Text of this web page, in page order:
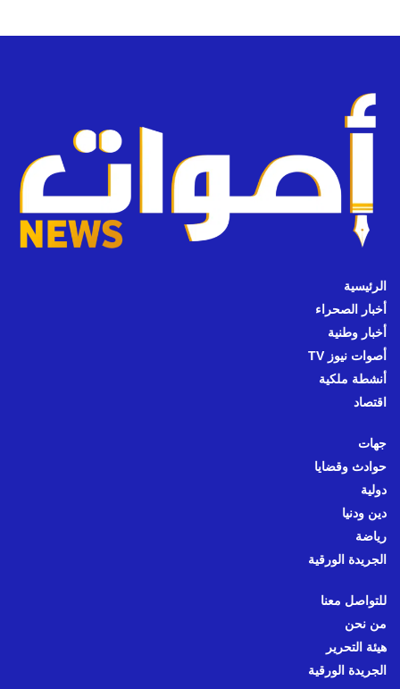
الرئيسية
أخبار الصحراء
أخبار وطنية
أصوات نيوز TV
أنشطة ملكية
اقتصاد
جهات
حوادث وقضايا
دولية
دين ودنيا
رياضة
الجريدة الورقية
للتواصل معنا
من نحن
هيئة التحرير
الجريدة الورقية